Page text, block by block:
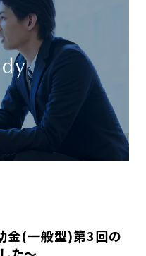
金(一般型)第3回の